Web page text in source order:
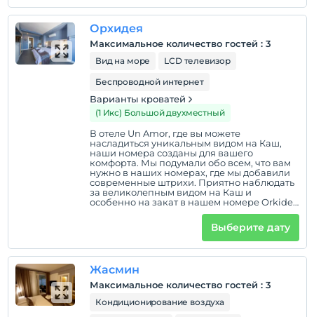
Орхидея
Максимальное количество гостей : 3
Вид на море
LCD телевизор
Беспроводной интернет
Варианты кроватей
(1 Икс) Большой двухместный
В отеле Un Amor, где вы можете
насладиться уникальным видом на Каш,
наши номера созданы для вашего
комфорта. Мы подумали обо всем, что вам
нужно в наших номерах, где мы добавили
современные штрихи. Приятно наблюдать
за великолепным видом на Каш и
особенно на закат в нашем номере Orkide.
Насладитесь видом на море в нашем
номере Orchid, расположенном на первом
Выберите дату
Жасмин
Максимальное количество гостей : 3
Кондиционирование воздуха